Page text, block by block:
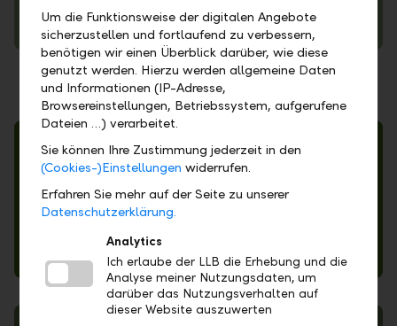
Cookie Policy
Allgemeine Geschäftsbedingungen
Um die Funktionsweise der digitalen Angebote
sicherzustellen und fortlaufend zu verbessern,
benötigen wir einen Überblick darüber, wie diese
genutzt werden. Hierzu werden allgemeine Daten
und Informationen (IP-Adresse,
Browsereinstellungen, Betriebssystem, aufgerufene
Dateien …) verarbeitet.
Sie können Ihre Zustimmung jederzeit in den
(Cookies-)Einstellungen widerrufen.
Erfahren Sie mehr auf der Seite zu unserer
Datenschutzerklärung.
Analytics
Ich erlaube der LLB die Erhebung und die
Analyse meiner Nutzungsdaten, um
darüber das Nutzungsverhalten auf
dieser Website auszuwerten